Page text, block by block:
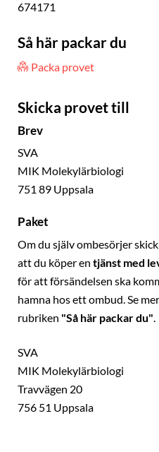
674171
Så här packar du
Packa provet
Skicka provet till
Brev
SVA
MIK Molekylärbiologi
751 89 Uppsala
Paket
Om du själv ombesörjer
att du köper en tjänst med
för att försändelsen ska
hamna hos ett ombud. Se
rubriken "Så här packar du".
SVA
MIK Molekylärbiologi
Travvägen 20
756 51 Uppsala